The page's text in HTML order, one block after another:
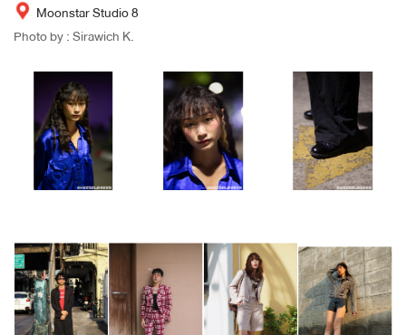
Moonstar Studio 8
Photo by : Sirawich K.